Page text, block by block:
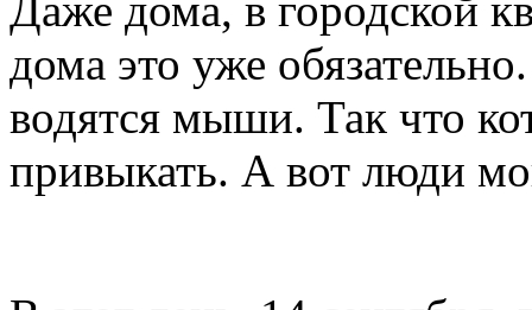
дома это уже
водятся мыши. Так что
привыкать. А вот люди